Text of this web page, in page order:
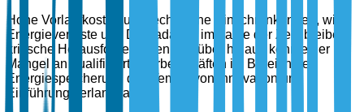
Hohe Vorlaufkosten und technische Einschränkungen, wie
Energieverluste und Degradation im Laufe der Zeit, bleiben
kritische Herausforderungen. Darüber hinaus könnte der
Mangel an qualifizierten Arbeitskräften im Bereich der
Energiespeicherung das Tempo von Innovation und
Einführung verlangsamen.